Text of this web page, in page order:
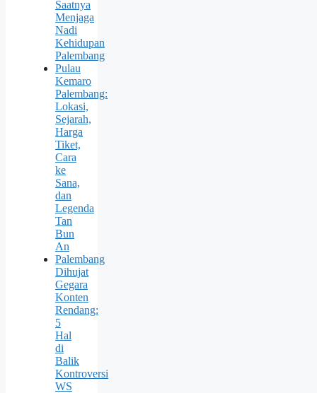
Saatnya
Menjaga
Nadi
Kehidupan
Palembang
Pulau
Kemaro
Palembang:
Lokasi,
Sejarah,
Harga
Tiket,
Cara
ke
Sana,
dan
Legenda
Tan
Bun
An
Palembang
Dihujat
Gegara
Konten
Rendang:
5
Hal
di
Balik
Kontroversi
WS